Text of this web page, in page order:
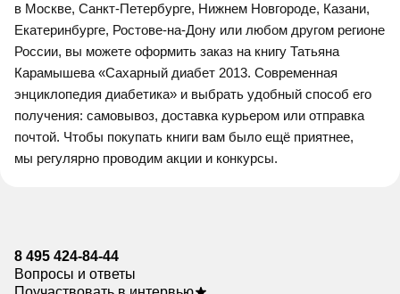
в Москве, Санкт-Петербурге, Нижнем Новгороде, Казани,
Екатеринбурге, Ростове-на-Дону или любом другом регионе
России, вы можете оформить заказ на книгу Татьяна
Карамышева «Сахарный диабет 2013. Современная
энциклопедия диабетика» и выбрать удобный способ его
получения: самовывоз, доставка курьером или отправка
почтой. Чтобы покупать книги вам было ещё приятнее,
мы регулярно проводим акции и конкурсы.
8 495 424-84-44
Вопросы и ответы